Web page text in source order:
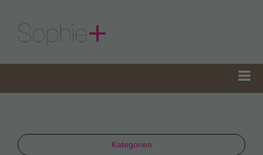
Kategorien